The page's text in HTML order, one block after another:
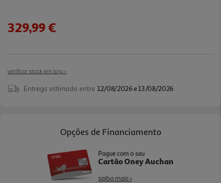
329,99 €
verificar stock em loja >
Entrega estimada entre 12/08/2026 e 13/08/2026
Opções de Financiamento
Pague com o seu
Cartão Oney Auchan
saiba mais >